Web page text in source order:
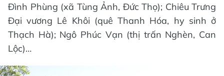
Đình Phùng (xã Tùng Ảnh, Đức Thọ); Chiêu Trưng
Đại vương Lê Khôi (quê Thanh Hóa, hy sinh ở
Thạch Hà); Ngô Phúc Vạn (thị trấn Nghèn, Can
Lộc)…